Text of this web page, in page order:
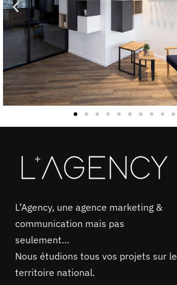
L’Agency, une agence marketing &
communication mais pas
seulement…
Nous étudions tous vos projets sur le
territoire national.